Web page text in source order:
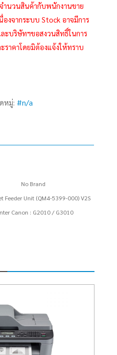
ำนวนสินค้ากับพนักงานขาย
งจากระบบ Stock อาจมีการ
ะบริษัทฯขอสงวนสิทธิ์ในการ
าคาโดยมิต้องแจ้งให้ทราบ
หมู่: #n/a
No Brand
Feeder Unit (QM4-5399-000) V2S
Canon : G2010 / G3010